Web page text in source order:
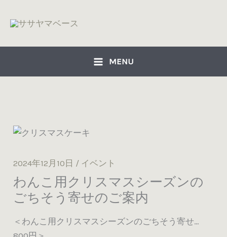
ス
ッ
MENU
2024年12月10日 / イベント
わんこ用クリスマスシーズンの
ごちそう寄せのご案内
＜わんこ用クリスマスシーズンのごちそう寄せ…